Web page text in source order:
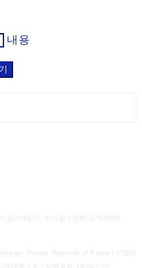
내용
관리책임자: 이다정 | 전화: 070-8800-
gu, Daegu, Republic of Korea | 사업자
호 | 호스팅제공자: (주)식스샵